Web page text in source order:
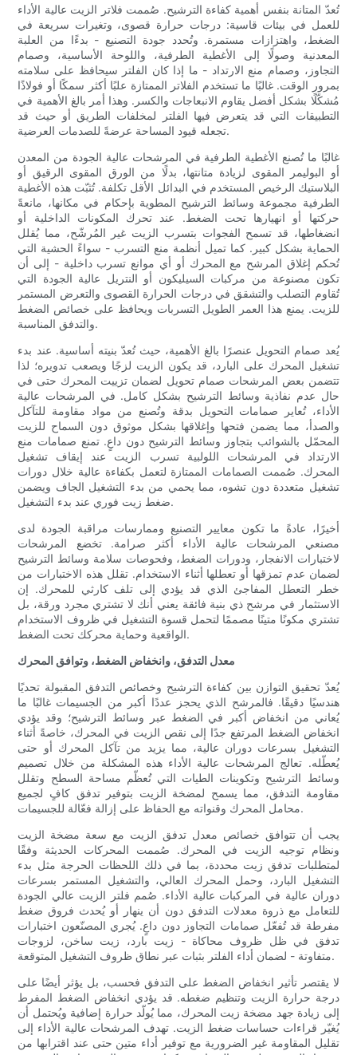
تُعدّ المتانة بنفس أهمية كفاءة الترشيح. صُممت فلاتر الزيت عالية الأداء
للعمل في بيئات قاسية: درجات حرارة قصوى، وتغيرات سريعة في
الضغط، واهتزازات مستمرة. وتُحدد جودة التصنيع - بدءًا من العلبة
المعدنية وصولًا إلى الأغطية الطرفية، واللوحة الأساسية، وصمام
التجاوز، وصمام منع الارتداد - ما إذا كان الفلتر سيحافظ على سلامته
بمرور الوقت. غالبًا ما تستخدم الفلاتر الممتازة علبًا أكثر سمكًا أو فولاذًا
مُشكّلًا بشكل أفضل يقاوم الانبعاجات والكسر. وهذا أمر بالغ الأهمية في
التطبيقات التي قد يتعرض فيها الفلتر لمخلفات الطريق أو حيث قد
تجعله قيود المساحة عرضةً للصدمات العرضية.
غالبًا ما تُصنع الأغطية الطرفية في المرشحات عالية الجودة من المعدن
أو البوليمر المقوى لزيادة متانتها، بدلًا من الورق المقوى الرقيق أو
البلاستيك الرخيص المستخدم في البدائل الأقل تكلفة. تُثبّت هذه الأغطية
الطرفية مجموعة وسائط الترشيح المطوية بإحكام في مكانها، مانعةً
حركتها أو انهيارها تحت الضغط. عند تحرك المكونات الداخلية أو
انضغاطها، قد تسمح الفجوات بتسرب الزيت غير المُرشّح، مما يُقلل
الحماية بشكل كبير. كما تميل أنظمة منع التسرب - سواءً الحشية التي
تُحكم إغلاق المرشح مع المحرك أو أي موانع تسرب داخلية - إلى أن
تكون مصنوعة من مركبات السيليكون أو النتريل عالية الجودة التي
تُقاوم التصلب والتشقق في درجات الحرارة القصوى والتعرض المستمر
للزيت. يمنع هذا العمر الطويل التسربات ويحافظ على خصائص الضغط
والتدفق المناسبة.
يُعد صمام التحويل عنصرًا بالغ الأهمية، حيث تُعدّ بنيته أساسية. عند بدء
تشغيل المحرك على البارد، قد يكون الزيت لزجًا ويصعب تدويره؛ لذا
تتضمن بعض المرشحات صمام تحويل لضمان تزييت المحرك حتى في
حال عدم نفاذية وسائط الترشيح بشكل كامل. في المرشحات عالية
الأداء، تُعاير صمامات التحويل بدقة وتُصنع من مواد مقاومة للتآكل
والصدأ، مما يضمن فتحها وإغلاقها بشكل موثوق دون السماح للزيت
المحمّل بالشوائب بتجاوز وسائط الترشيح دون داعٍ. تمنع صمامات منع
الارتداد في المرشحات اللولبية تسرب الزيت عند إيقاف تشغيل
المحرك. صُممت الصمامات الممتازة لتعمل بكفاءة عالية خلال دورات
تشغيل متعددة دون تشوه، مما يحمي من بدء التشغيل الجاف ويضمن
ضغط زيت فوري عند بدء التشغيل.
أخيرًا، عادةً ما تكون معايير التصنيع وممارسات مراقبة الجودة لدى
مصنعي المرشحات عالية الأداء أكثر صرامة. تخضع المرشحات
لاختبارات الانفجار، ودورات الضغط، وفحوصات سلامة وسائط الترشيح
لضمان عدم تمزقها أو تعطلها أثناء الاستخدام. تقلل هذه الاختبارات من
خطر التعطل المفاجئ الذي قد يؤدي إلى تلف كارثي للمحرك. إن
الاستثمار في مرشح ذي بنية فائقة يعني أنك لا تشتري مجرد ورقة، بل
تشتري مكونًا متينًا مصممًا لتحمل قسوة التشغيل في ظروف الاستخدام
الواقعية وحماية محركك تحت الضغط.
معدل التدفق، وانخفاض الضغط، وتوافق المحرك
يُعدّ تحقيق التوازن بين كفاءة الترشيح وخصائص التدفق المقبولة تحديًا
هندسيًا دقيقًا. فالمرشح الذي يحجز عددًا أكبر من الجسيمات غالبًا ما
يُعاني من انخفاض أكبر في الضغط عبر وسائط الترشيح؛ وقد يؤدي
انخفاض الضغط المرتفع جدًا إلى نقص الزيت في المحرك، خاصةً أثناء
التشغيل بسرعات دوران عالية، مما يزيد من تآكل المحرك أو حتى
يُعطّله. تعالج المرشحات عالية الأداء هذه المشكلة من خلال تصميم
وسائط الترشيح وتكوينات الطيات التي تُعظّم مساحة السطح وتقلل
مقاومة التدفق، مما يسمح لمضخة الزيت بتوفير تدفق كافٍ لجميع
محامل المحرك وقنواته مع الحفاظ على إزالة فعّالة للجسيمات.
يجب أن تتوافق خصائص معدل تدفق الزيت مع سعة مضخة الزيت
ونظام توجيه الزيت في المحرك. صُممت المحركات الحديثة وفقًا
لمتطلبات تدفق زيت محددة، بما في ذلك اللحظات الحرجة مثل بدء
التشغيل البارد، وحمل المحرك العالي، والتشغيل المستمر بسرعات
دوران عالية في المركبات عالية الأداء. صُمم فلتر الزيت عالي الجودة
للتعامل مع ذروة معدلات التدفق دون أن ينهار أو يُحدث فروق ضغط
مفرطة قد تُفعّل صمامات التجاوز دون داعٍ. يُجري المصنّعون اختبارات
تدفق في ظل ظروف محاكاة - زيت بارد، زيت ساخن، لزوجات
متفاوتة - لضمان أداء الفلتر بثبات عبر نطاق ظروف التشغيل المتوقعة.
لا يقتصر تأثير انخفاض الضغط على التدفق فحسب، بل يؤثر أيضًا على
درجة حرارة الزيت وتنظيم ضغطه. قد يؤدي انخفاض الضغط المفرط
إلى زيادة جهد مضخة زيت المحرك، مما يُولّد حرارة إضافية ويُحتمل أن
يُغيّر قراءات حساسات ضغط الزيت. تهدف المرشحات عالية الأداء إلى
تقليل المقاومة غير الضرورية مع توفير أداء متين حتى عند اقترابها من